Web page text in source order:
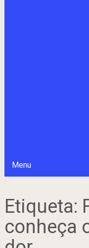
Menu
Etiqueta:
conheça